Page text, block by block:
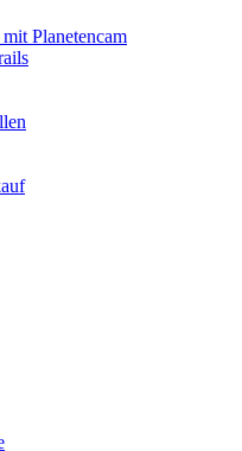
Planetencam